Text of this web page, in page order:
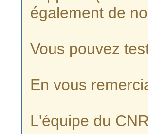
également de
Vous pouvez
En vous
L'équipe du